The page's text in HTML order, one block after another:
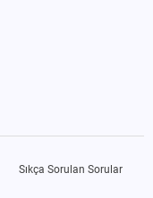
Sıkça Sorulan Sorular